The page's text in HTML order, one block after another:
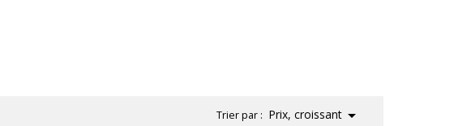
Trier par : Prix, croissant 